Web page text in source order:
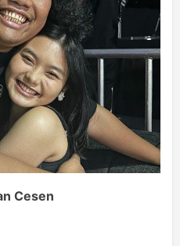
Cesen